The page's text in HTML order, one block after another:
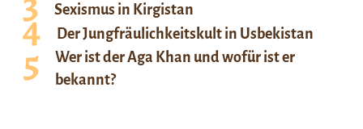
Sexismus in Kirgistan
Der Jungfräulichkeitskult in Usbekistan
Wer ist der Aga Khan und wofür ist er
bekannt?